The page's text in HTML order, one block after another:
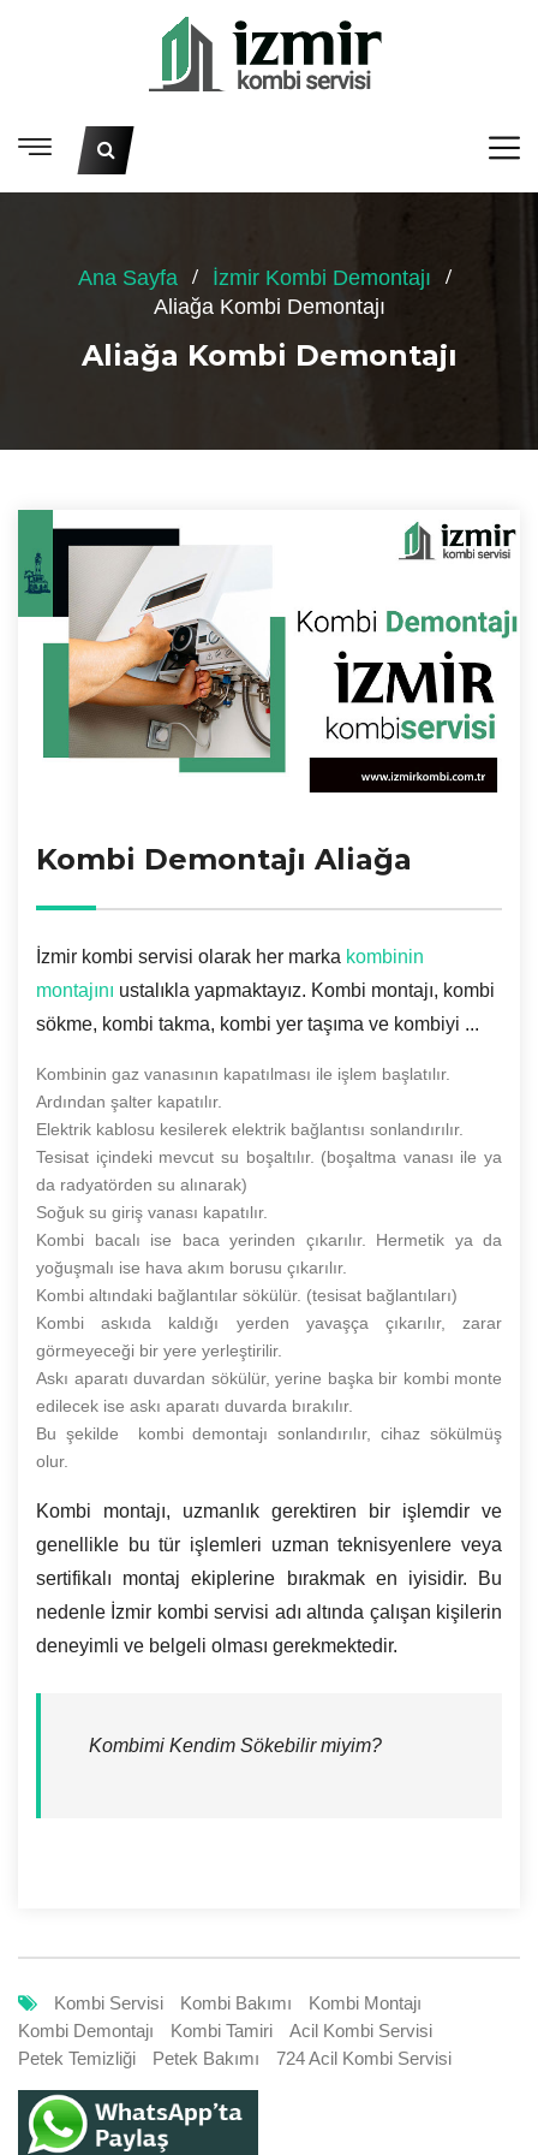
Ana Sayfa
İzmir Kombi Demontajı
Aliağa Kombi Demontajı
Aliağa Kombi Demontajı
Kombi Demontajı Aliağa
İzmir kombi servisi olarak her marka kombinin
montajını ustalıkla yapmaktayız. Kombi montajı, kombi
sökme, kombi takma, kombi yer taşıma ve kombiyi ...
Kombinin gaz vanasının kapatılması ile işlem başlatılır.
Ardından şalter kapatılır.
Elektrik kablosu kesilerek elektrik bağlantısı sonlandırılır.
Tesisat içindeki mevcut su boşaltılır. (boşaltma vanası ile ya
da radyatörden su alınarak)
Soğuk su giriş vanası kapatılır.
Kombi bacalı ise baca yerinden çıkarılır. Hermetik ya da
yoğuşmalı ise hava akım borusu çıkarılır.
Kombi altındaki bağlantılar sökülür. (tesisat bağlantıları)
Kombi askıda kaldığı yerden yavaşça çıkarılır, zarar
görmeyeceği bir yere yerleştirilir.
Askı aparatı duvardan sökülür, yerine başka bir kombi monte
edilecek ise askı aparatı duvarda bırakılır.
Bu şekilde kombi demontajı sonlandırılır, cihaz sökülmüş
olur.
Kombi montajı, uzmanlık gerektiren bir işlemdir ve
genellikle bu tür işlemleri uzman teknisyenlere veya
sertifikalı montaj ekiplerine bırakmak en iyisidir. Bu
nedenle İzmir kombi servisi adı altında çalışan kişilerin
deneyimli ve belgeli olması gerekmektedir.
Kombimi Kendim Sökebilir miyim?
Kombi Servisi Kombi Bakımı
Kombi Montajı
Kombi Demontajı
Kombi Tamiri
Acil Kombi Servisi
Petek Temizliği
Petek Bakımı 724 Acil Kombi Servisi